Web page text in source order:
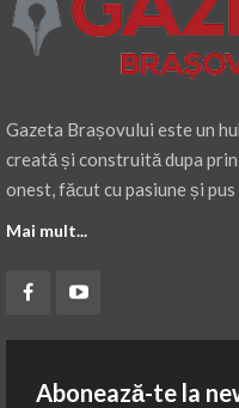
Gazeta Brașovului este un
creată și construită dupa
onest, făcut cu pasiune și
Mai mult...
Abonează-te la